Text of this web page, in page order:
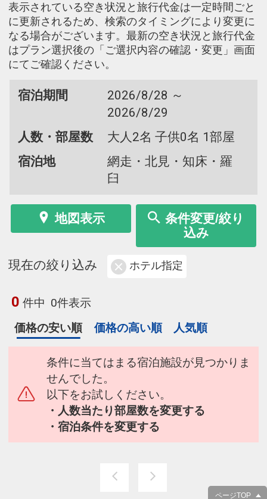
表示されている空き状況と旅行代金は一定時間ごと
に更新されるため、検索のタイミングにより変更に
なる場合がございます。最新の空き状況と旅行代金
はプラン選択後の「ご選択内容の確認・変更」画面
にてご確認ください。
宿泊期間
2026/8/28 ～
2026/8/29
人数・部屋数
大人2名 子供0名 1部屋
宿泊地
網走・北見・知床・羅
臼
地図表示
条件変更/絞り
込み
現在の絞り込み ホテル指定
0 件中 0件表示
価格の安い順
価格の高い順 人気順
条件に当てはまる宿泊施設が見つかりま
せんでした。
以下をお試しください。
・人数当たり部屋数を変更する
・宿泊条件を変更する
ページTOP